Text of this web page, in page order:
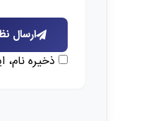
ارسال
ذخیره